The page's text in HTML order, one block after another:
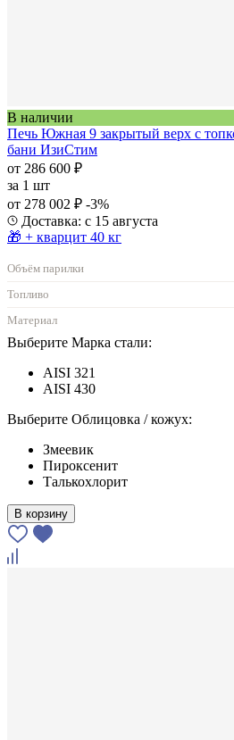
В наличии
Печь Южная 9 закрытый верх с
бани ИзиСтим
от 286 600 ₽
за 1 шт
от 278 002 ₽ -3%
Доставка: с 15 августа
🎁 + кварцит 40 кг
Объём парилки
Топливо
Материал
Выберите Марка стали:
AISI 321
AISI 430
Выберите Облицовка / кожух:
Змеевик
Пироксенит
Талькохлорит
В корзину